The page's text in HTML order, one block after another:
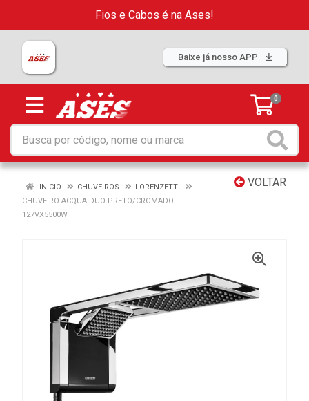
Fios e Cabos é na Ases!
Baixe já nosso APP
0
VOLTAR
INÍCIO CHUVEIROS
LORENZETTI
CHUVEIRO ACQUA DUO PRETO/CROMADO
127VX5500W